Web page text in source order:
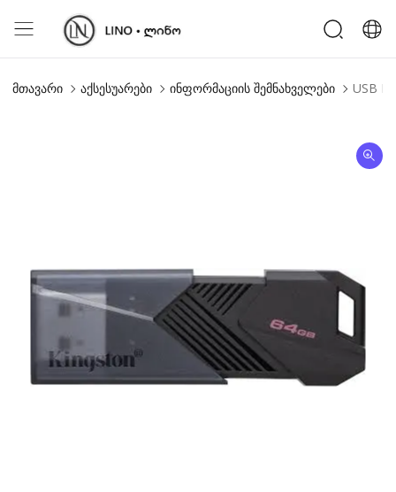
მთავარი აქსესუარები ინფორმაციის შემნახველები USB